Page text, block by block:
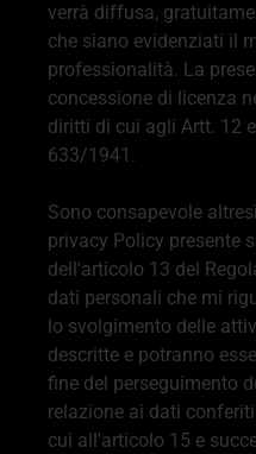
verrà diffusa,
che siano evidenziati il
professionalità. La
concessione di licenza
diritti di cui agli Artt. 12
633/1941.
Sono consapevole
privacy Policy presente
dell'articolo 13 del
dati personali che mi
lo svolgimento delle
descritte e potranno
fine del perseguimento
relazione ai dati
cui all'articolo 15 e